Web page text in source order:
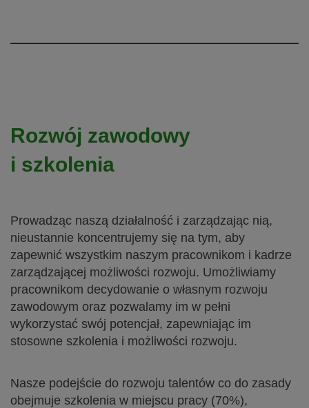
Rozwój zawodowy
i szkolenia
Prowadząc naszą działalność i zarządzając nią,
nieustannie koncentrujemy się na tym, aby
zapewnić wszystkim naszym pracownikom i kadrze
zarządzającej możliwości rozwoju. Umożliwiamy
pracownikom decydowanie o własnym rozwoju
zawodowym oraz pozwalamy im w pełni
wykorzystać swój potencjał, zapewniając im
stosowne szkolenia i możliwości rozwoju.
Nasze podejście do rozwoju talentów co do zasady
obejmuje szkolenia w miejscu pracy (70%),